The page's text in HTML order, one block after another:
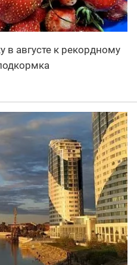
в августе к рекордному